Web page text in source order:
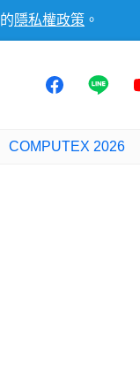
隱私權政策 。
COMPUTEX 2026